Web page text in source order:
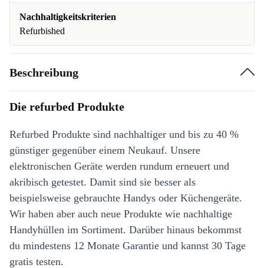
Nachhaltigkeitskriterien
Refurbished
Beschreibung
Die refurbed Produkte
Refurbed Produkte sind nachhaltiger und bis zu 40 %
günstiger gegenüber einem Neukauf. Unsere
elektronischen Geräte werden rundum erneuert und
akribisch getestet. Damit sind sie besser als
beispielsweise gebrauchte Handys oder Küchengeräte.
Wir haben aber auch neue Produkte wie nachhaltige
Handyhüllen im Sortiment. Darüber hinaus bekommst
du mindestens 12 Monate Garantie und kannst 30 Tage
gratis testen.